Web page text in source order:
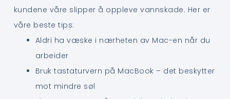
kundene våre slipper å oppleve vannskade. Her er
våre beste tips:
Aldri ha væske i nærheten av Mac-en når du
arbeider
Bruk tastaturvern på MacBook – det beskytter
mot mindre søl